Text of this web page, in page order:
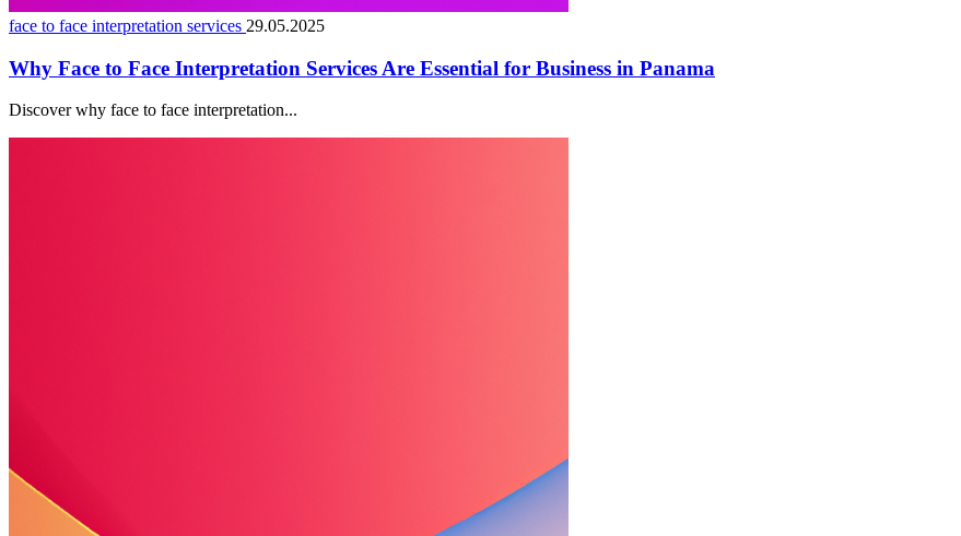
face to face interpretation services 29.05.2025
Why Face to Face Interpretation Services Are Essential for Business in Panama
Discover why face to face interpretation...